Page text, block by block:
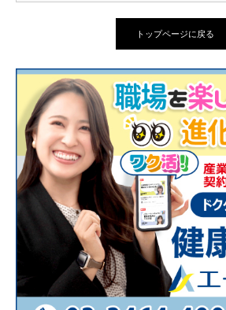
トップページに戻る